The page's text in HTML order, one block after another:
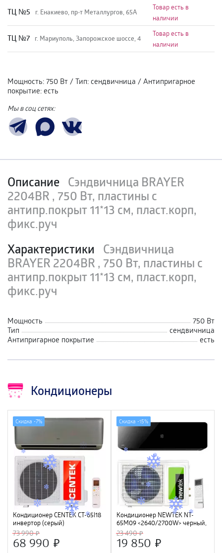
TЦ №5 г. Енакиево, пр-т Металлургов, 65А
Товар есть в
наличии
ТЦ №7 г. Мариуполь, Запорожское шоссе, 4
Товар есть в
наличии
Мощность: 750 Вт / Тип: сендвичница / Антипригарное
покрытие: есть
Мы в соц сетях:
Описание Сэндвичница BRAYER
2204BR , 750 Вт, пластины с
антипр.покрыт 11*13 см, пласт.корп,
фикс.руч
Характеристики
Сэндвичница
BRAYER 2204BR , 750 Вт, пластины с
антипр.покрыт 11*13 см, пласт.корп,
фикс.руч
Мощность
750 Вт
Тип
сендвичница
Антипригарное покрытие
есть
Кондиционеры
Кондиционер CENTEK CT-65I18
инвертор (серый)
(5400/5580W) 4D, 4 фильтра,
УФ лампа, R32, A++
73 990
68 990
Скидка -7%
Кондиционер NEWTEK NT-
65M09 <2640/2700W> черный,
скрытый LED дисплей, Golden
Fin, компрессор GMCC
23 490
19 850
Скидка -15%